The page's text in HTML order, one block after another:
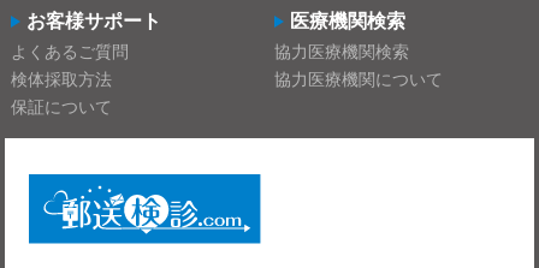
お客様サポート
よくあるご質問
検体採取方法
保証について
医療機関検索
協力医療機関検索
協力医療機関について